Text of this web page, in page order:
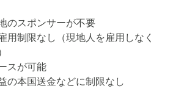
のスポンサーが不要
用制限なし（現地人を雇用しなく
スが可能
の本国送金などに制限なし